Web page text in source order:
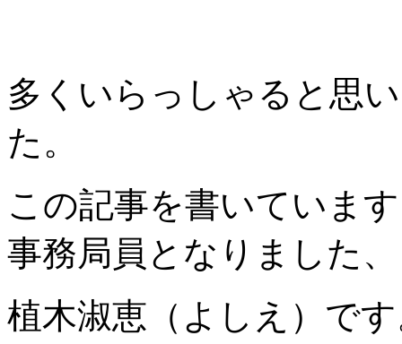
多くいらっしゃると思
た。
この記事を書いていま
事務局員となりました、
植木淑恵（よしえ）で